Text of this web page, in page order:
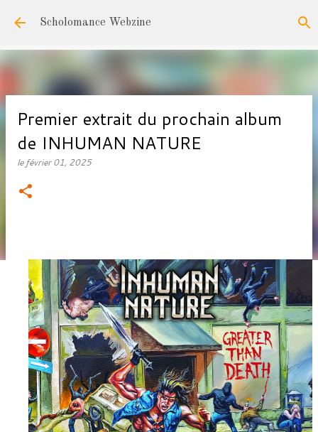
Accéder au contenu principal
Scholomance Webzine
Premier extrait du prochain album
de INHUMAN NATURE
lefévrier 01, 2025